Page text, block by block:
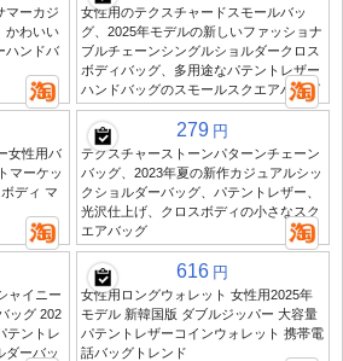
マーカジ
かわいい
ハンドバ
女性用のテクスチャードスモールバッ
グ、2025年モデルの新しいファッショナ
ブルチェーンシングルショルダークロス
ボディバッグ、多用途なパテントレザー
ハンドバッグのスモールスクエアバッグ
女性用バ
マーケッ
ディ マ
279 円
テクスチャーストーンパターンチェーン
バッグ、2023年夏の新作カジュアルシッ
クショルダーバッグ、パテントレザー、
光沢仕上げ、クロスボディの小さなスク
エアバッグ
ャイニー
ッグ 202
テントレ
ダーバッ
616 円
女性用ロングウォレット 女性用2025年
モデル 新韓国版 ダブルジッパー 大容量
パテントレザーコインウォレット 携帯電
話バッグトレンド